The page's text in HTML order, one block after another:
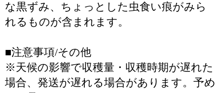
な黒ずみ、ちょっとした虫食い痕がみら
れるものが含まれます。
■注意事項/その他
※天候の影響で収穫量・収穫時期が遅れた
場合、発送が遅れる場合があります。予め